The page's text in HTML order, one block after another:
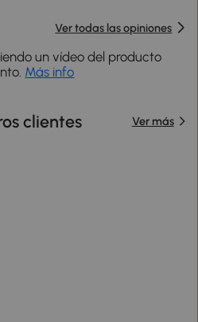
Ver todas las opiniones
un vídeo del producto
Más info
clientes Ver más